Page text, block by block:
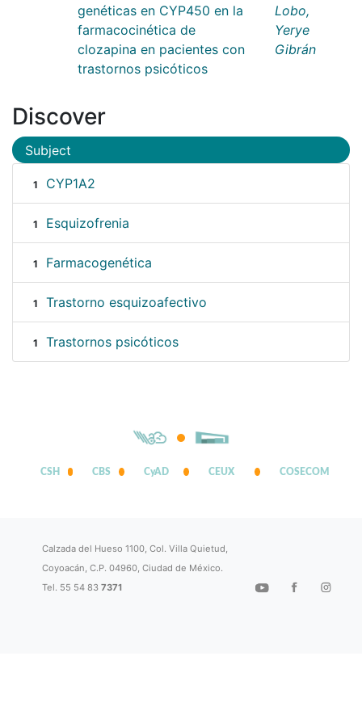
genéticas en CYP450 en la
farmacocinética de
clozapina en pacientes con
trastornos psicóticos
Lobo,
Yerye
Gibrán
Discover
Subject
1 CYP1A2
1 Esquizofrenia
1 Farmacogenética
1 Trastorno esquizoafectivo
1 Trastornos psicóticos
CSH CBS CyAD CEUX COSECOM
Calzada del Hueso 1100, Col. Villa Quietud,
Coyoacán, C.P. 04960, Ciudad de México.
Tel. 55 54 837371